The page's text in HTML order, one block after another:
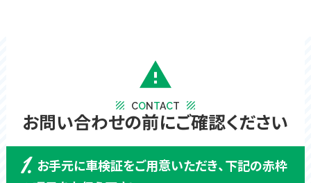
warning
texture CONTACT texture
お問い合わせの前にご確認ください
1. お手元に車検証をご用意いただき、下記の赤枠